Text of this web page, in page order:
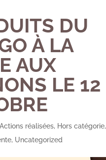
DU
À LA
AUX
LE 12
Actions réalisées, Hors catégorie,
, Uncategorized